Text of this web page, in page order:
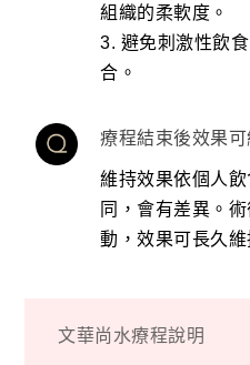
組織的柔軟度。
3. 避免刺激性飲
合。
療程結束後效果可
維持效果依個人
同，會有差異。
動，效果可長久維
文華尚水療程說明